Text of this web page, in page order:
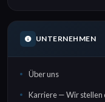
UNTERNEHMEN
Über uns
Karriere — Wir stellen